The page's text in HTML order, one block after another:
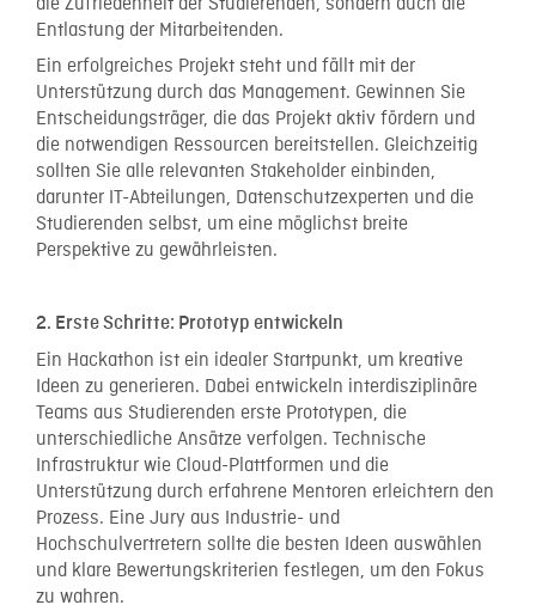
Entlastung der Mitarbeitenden.
Ein erfolgreiches Projekt steht und fällt mit der
Unterstützung durch das Management. Gewinnen Sie
Entscheidungsträger, die das Projekt aktiv fördern und
die notwendigen Ressourcen bereitstellen. Gleichzeitig
sollten Sie alle relevanten Stakeholder einbinden,
darunter IT-Abteilungen, Datenschutzexperten und die
Studierenden selbst, um eine möglichst breite
Perspektive zu gewährleisten.
2. Erste Schritte: Prototyp entwickeln
Ein Hackathon ist ein idealer Startpunkt, um kreative
Ideen zu generieren. Dabei entwickeln interdisziplinäre
Teams aus Studierenden erste Prototypen, die
unterschiedliche Ansätze verfolgen. Technische
Infrastruktur wie Cloud-Plattformen und die
Unterstützung durch erfahrene Mentoren erleichtern den
Prozess. Eine Jury aus Industrie- und
Hochschulvertretern sollte die besten Ideen auswählen
und klare Bewertungskriterien festlegen, um den Fokus
zu wahren.